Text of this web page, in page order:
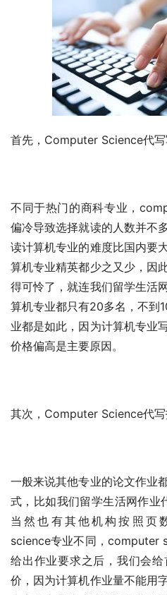
首先，Computer Science代
不同于热门的商科专业，
偏冷导致选择就读的人数并不
读计算机专业的难度比国内要
算机专业精英都少之又少，因
得可怜了，就连我们留学生活
算机专业都只有20多名，不到
业都是如此，因为计算机专业
价格偏高是主要原因。
其次，Computer Science代
一般来说其他专业的论文作业
式，比如我们留学生活网作业
当然也有其他机构按照页
science专业不同，computer
给出作业要求之后，我们会
价，因为计算机作业量不能用